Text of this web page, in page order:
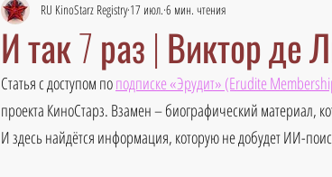
И так 7 раз | Виктор де
RU KinoStarz Registry 17 июл. 6 мин. чтения
Статья с доступом по подписке «Эрудит» (Erudite
проекта КиноСтарз. Взамен – биографический материал,
И здесь найдётся информация, которую не добудет ИИ-